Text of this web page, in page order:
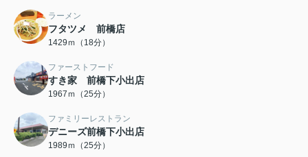
ラーメン
フタツメ 前橋店
1429ｍ（18分）
ファーストフード
すき家 前橋下小出店
1967ｍ（25分）
ファミリーレストラン
デニーズ前橋下小出店
1989ｍ（25分）